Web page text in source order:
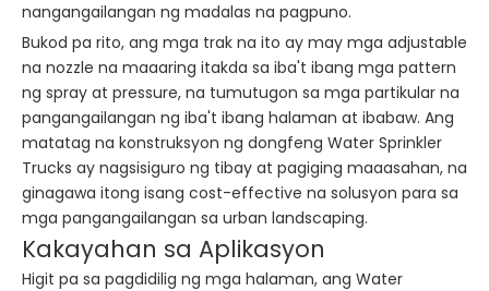
nangangailangan ng madalas na pagpuno.
Bukod pa rito, ang mga trak na ito ay may mga adjustable
na nozzle na maaaring itakda sa iba't ibang mga pattern
ng spray at pressure, na tumutugon sa mga partikular na
pangangailangan ng iba't ibang halaman at ibabaw. Ang
matatag na konstruksyon ng dongfeng Water Sprinkler
Trucks ay nagsisiguro ng tibay at pagiging maaasahan, na
ginagawa itong isang cost-effective na solusyon para sa
mga pangangailangan sa urban landscaping.
Kakayahan sa Aplikasyon
Higit pa sa pagdidilig ng mga halaman, ang Water